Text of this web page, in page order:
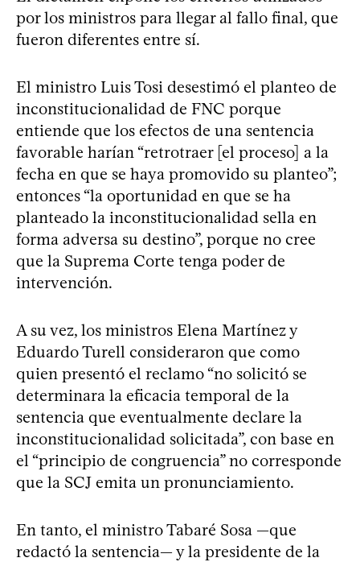
por los ministros para llegar al fallo final, que
fueron diferentes entre sí.
El ministro Luis Tosi desestimó el planteo de
inconstitucionalidad de FNC porque
entiende que los efectos de una sentencia
favorable harían “retrotraer [el proceso] a la
fecha en que se haya promovido su planteo”;
entonces “la oportunidad en que se ha
planteado la inconstitucionalidad sella en
forma adversa su destino”, porque no cree
que la Suprema Corte tenga poder de
intervención.
A su vez, los ministros Elena Martínez y
Eduardo Turell consideraron que como
quien presentó el reclamo “no solicitó se
determinara la eficacia temporal de la
sentencia que eventualmente declare la
inconstitucionalidad solicitada”, con base en
el “principio de congruencia” no corresponde
que la SCJ emita un pronunciamiento.
En tanto, el ministro Tabaré Sosa —que
redactó la sentencia— y la presidente de la